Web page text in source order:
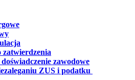
zatwierdzenia
zawodowe
ZUS i podatku